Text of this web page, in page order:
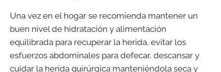
Una vez en el hogar se recomienda mantener un
buen nivel de hidratación y alimentación
equilibrada para recuperar la herida, evitar los
esfuerzos abdominales para defecar, descansar y
cuidar la herida quirúrgica manteniéndola seca y